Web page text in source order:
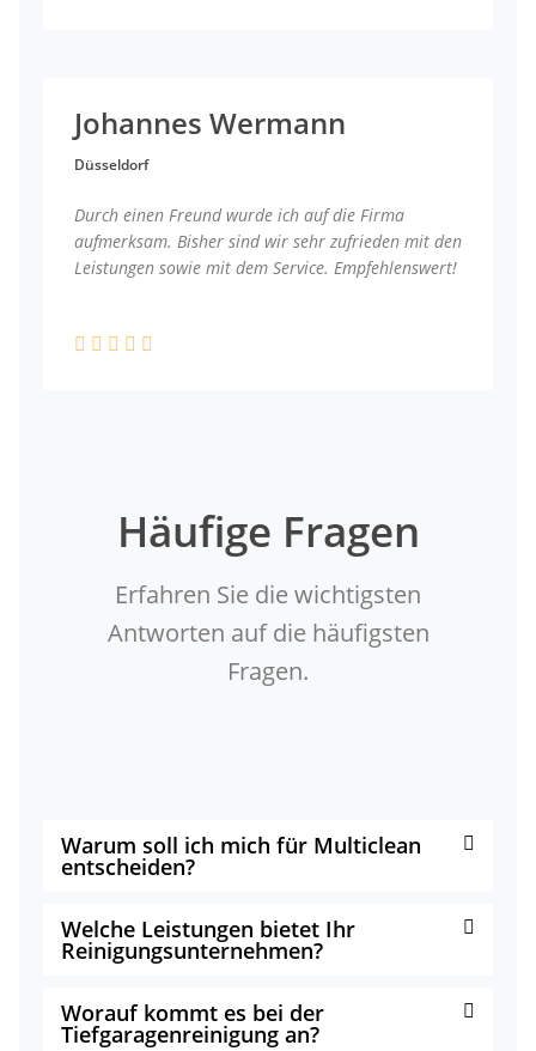
Johannes Wermann
Düsseldorf
Durch einen Freund wurde ich auf die Firma
aufmerksam. Bisher sind wir sehr zufrieden mit den
Leistungen sowie mit dem Service. Empfehlenswert!
Häufige Fragen
Erfahren Sie die wichtigsten
Antworten auf die häufigsten
Fragen.
Warum soll ich mich für Multiclean
entscheiden?
Welche Leistungen bietet Ihr
Reinigungsunternehmen?
Worauf kommt es bei der
Tiefgaragenreinigung an?